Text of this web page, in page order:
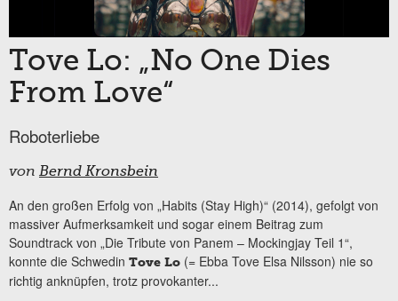
Tove Lo: „No One Dies
From Love“
Roboterliebe
von Bernd Kronsbein
An den großen Erfolg von „Habits (Stay High)“ (2014), gefolgt von
massiver Aufmerksamkeit und sogar einem Beitrag zum
Soundtrack von „Die Tribute von Panem – Mockingjay Teil 1“,
konnte die Schwedin Tove Lo (= Ebba Tove Elsa Nilsson) nie so
richtig anknüpfen, trotz provokanter...